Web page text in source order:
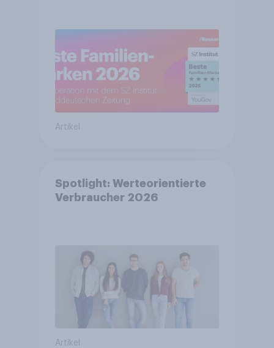
Artikel
Spotlight: Werteorientierte
Verbraucher 2026
Artikel